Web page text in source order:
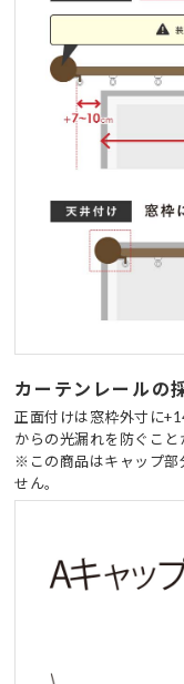
カーテンレールの
正面付けは窓枠外寸に
からの光漏れを防ぐこと
※この商品はキャップ部
せん。